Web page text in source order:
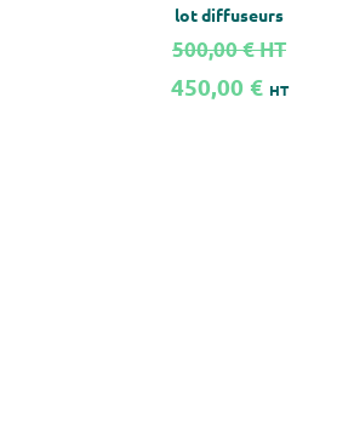
lot diffuseurs
500,00 €HT
450,00 € HT